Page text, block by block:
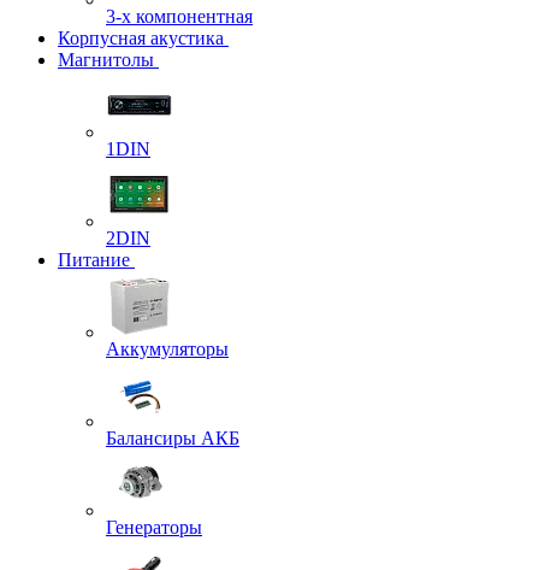
3-х компонентная
Корпусная акустика
Магнитолы
1DIN
2DIN
Питание
Аккумуляторы
Балансиры АКБ
Генераторы